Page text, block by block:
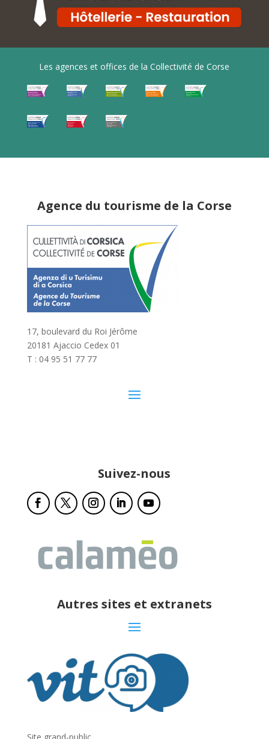
Les agences et offices de la Collectivité de Corse
Agence du tourisme de la Corse
17, boulevard du Roi Jérôme
20181 Ajaccio Cedex 01
T : 04 95 51 77 77
Suivez-nous
Autres sites et extranets
Site grand-public